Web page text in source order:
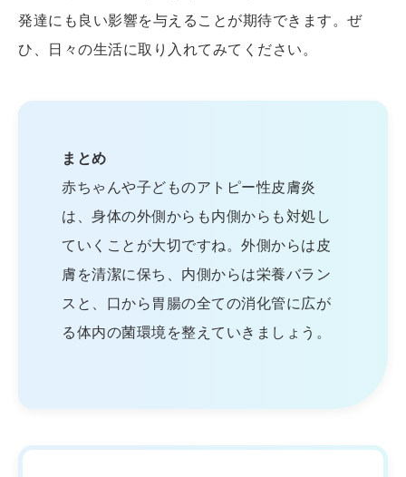
発達にも良い影響を与えることが期待できます。ぜ
ひ、日々の生活に取り入れてみてください。
まとめ
赤ちゃんや子どものアトピー性皮膚炎
は、身体の外側からも内側からも対処し
ていくことが大切ですね。外側からは皮
膚を清潔に保ち、内側からは栄養バラン
スと、口から胃腸の全ての消化管に広が
る体内の菌環境を整えていきましょう。